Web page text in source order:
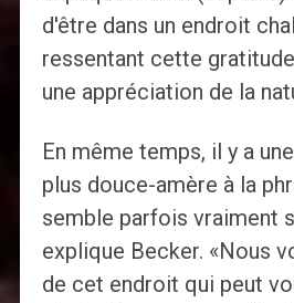
d'être dans un endroit
ressentant cette
une appréciation de la
En même temps, il y a
plus douce-amère à la
semble parfois vraiment
explique Becker. «Nous
de cet endroit qui peut